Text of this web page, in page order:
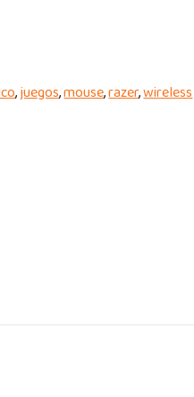
,juegos,mouse,razer,wireless